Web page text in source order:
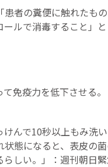
者の糞便に触れたも
ルで消毒すること」
免疫力を低下させる
んで10秒以上もみ洗い
態になると、表皮の
しい。」：週刊朝日